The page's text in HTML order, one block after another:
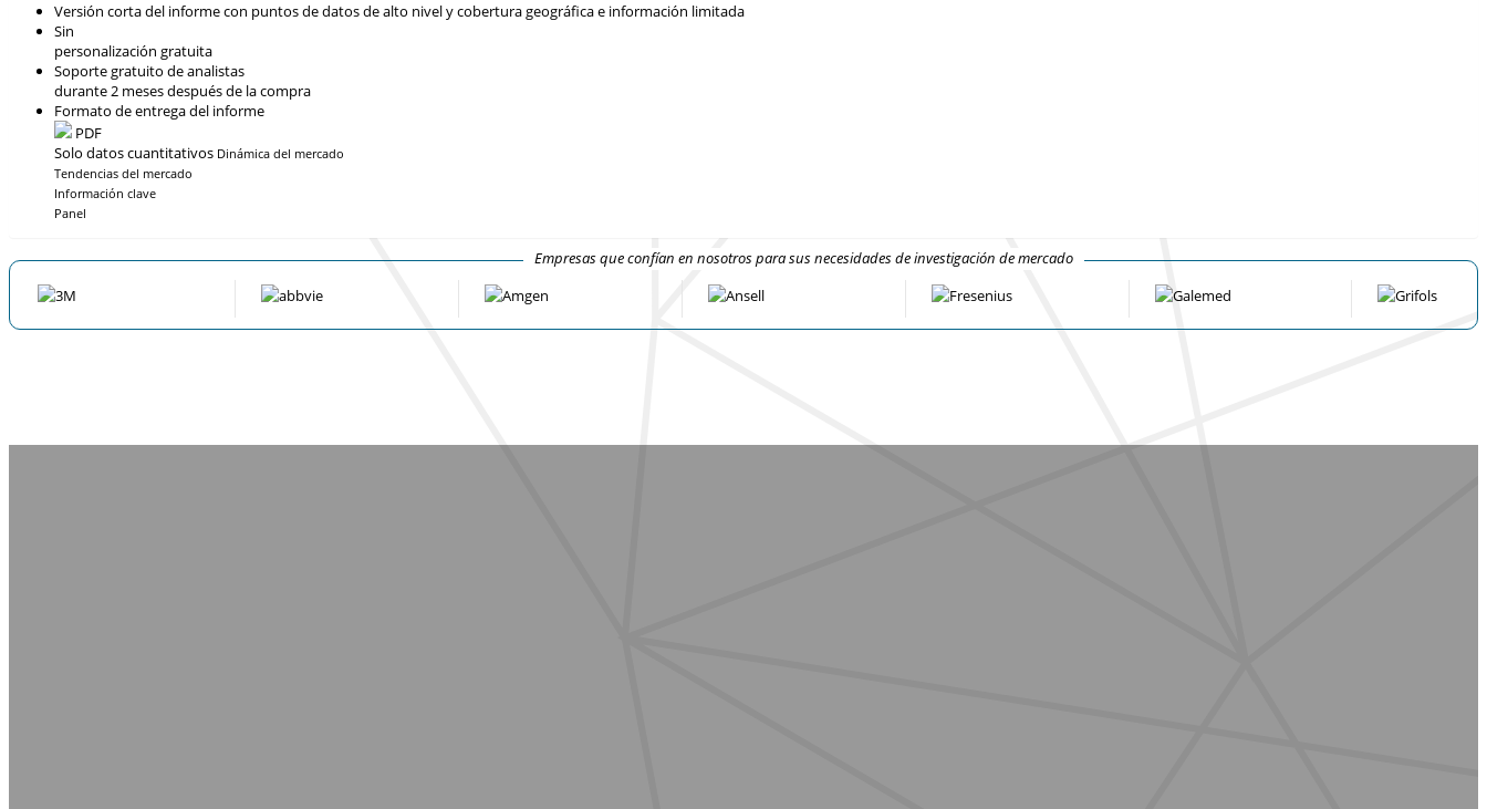
Versión corta del informe con puntos de datos de alto nivel y cobertura geográfica e información limitada
Sin
personalización gratuita
Soporte gratuito de analistas
durante 2 meses después de la compra
Formato de entrega del informe
PDF
Solo datos cuantitativos Dinámica del mercado
Tendencias del mercado
Información clave
Panel
Empresas que confían en nosotros para sus necesidades de investigación de mercado